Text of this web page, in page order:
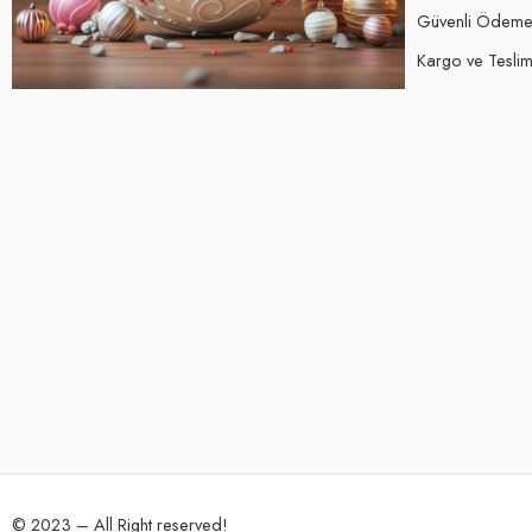
Güvenli Ödeme
Kargo ve
© 2023 – All Right reserved!